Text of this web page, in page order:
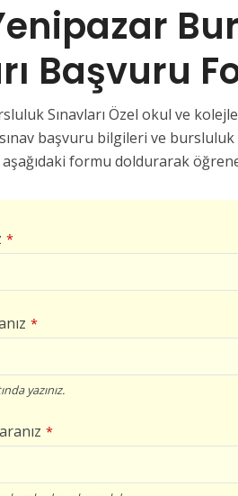
Başvuru
Sınavları Özel okul ve
başvuru bilgileri ve bursluluk
aşağıdaki formu doldurarak
*
*
yazınız.
*